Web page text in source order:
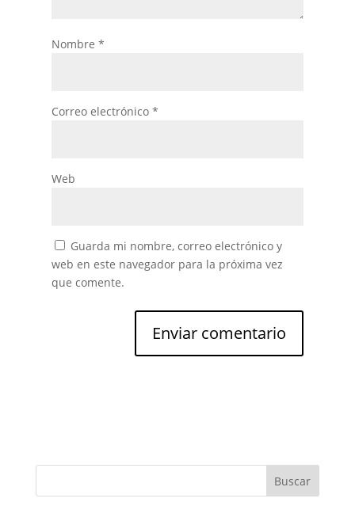
Nombre *
Correo electrónico *
Web
Guarda mi nombre, correo electrónico y
web en este navegador para la próxima vez
que comente.